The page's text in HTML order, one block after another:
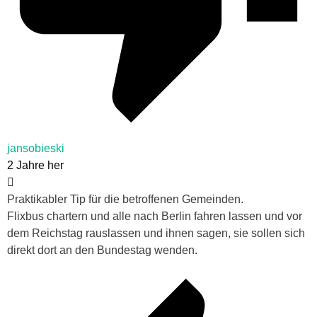
jansobieski
2 Jahre her
Praktikabler Tip für die betroffenen Gemeinden.
Flixbus chartern und alle nach Berlin fahren lassen und vor
dem Reichstag rauslassen und ihnen sagen, sie sollen sich
direkt dort an den Bundestag wenden.